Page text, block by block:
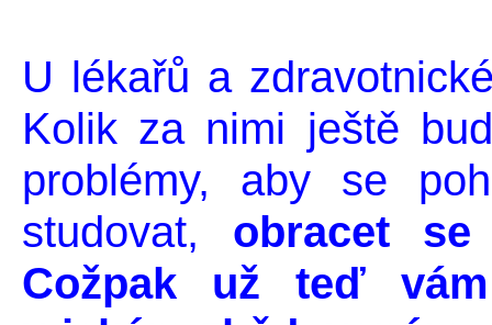
U lékařů a
Kolik za nimi ještě
problémy, aby se
studovat, obracet
Cožpak už teď